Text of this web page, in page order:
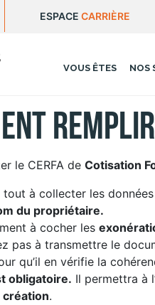
ESPACE CARRIÈRE
VOUS ÊTES NOS
le CERFA de Cotisation
tout à collecter les
du propriétaire.
à cocher les
pas à transmettre le
qu’il en vérifie la
obligatoire. Il permettra à
création.